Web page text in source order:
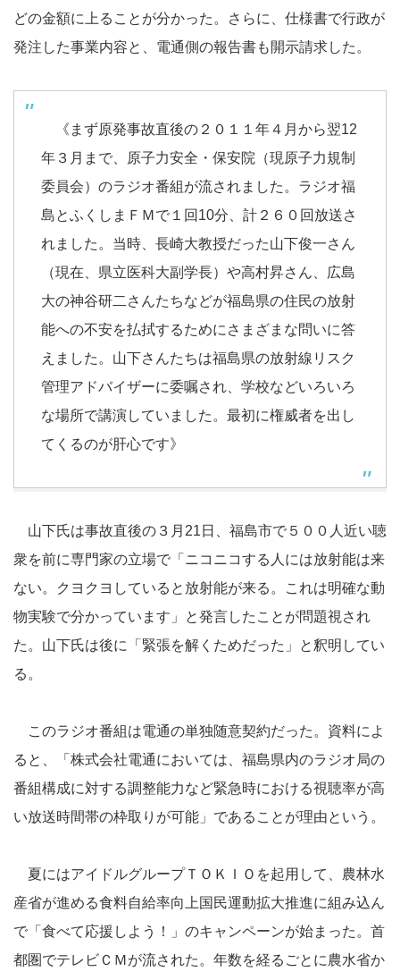
どの金額に上ることが分かった。さらに、仕様書で行政が
発注した事業内容と、電通側の報告書も開示請求した。
《まず原発事故直後の２０１１年４月から翌12
年３月まで、原子力安全・保安院（現原子力規制
委員会）のラジオ番組が流されました。ラジオ福
島とふくしまＦＭで１回10分、計２６０回放送さ
れました。当時、長崎大教授だった山下俊一さん
（現在、県立医科大副学長）や高村昇さん、広島
大の神谷研二さんたちなどが福島県の住民の放射
能への不安を払拭するためにさまざまな問いに答
えました。山下さんたちは福島県の放射線リスク
管理アドバイザーに委嘱され、学校などいろいろ
な場所で講演していました。最初に権威者を出し
てくるのが肝心です》
山下氏は事故直後の３月21日、福島市で５００人近い聴
衆を前に専門家の立場で「ニコニコする人には放射能は来
ない。クヨクヨしていると放射能が来る。これは明確な動
物実験で分かっています」と発言したことが問題視され
た。山下氏は後に「緊張を解くためだった」と釈明してい
る。
このラジオ番組は電通の単独随意契約だった。資料によ
ると、「株式会社電通においては、福島県内のラジオ局の
番組構成に対する調整能力など緊急時における視聴率が高
い放送時間帯の枠取りが可能」であることが理由という。
夏にはアイドルグループＴＯＫＩＯを起用して、農林水
産省が進める食料自給率向上国民運動拡大推進に組み込ん
で「食べて応援しよう！」のキャンペーンが始まった。首
都圏でテレビＣＭが流された。年数を経るごとに農水省か